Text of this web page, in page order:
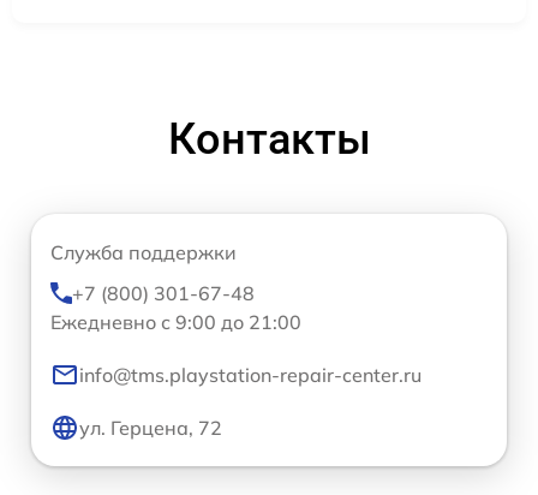
Контакты
Служба поддержки
+7 (800) 301-67-48
Ежедневно с 9:00 до 21:00
info@tms.playstation-repair-center.ru
ул. Герцена, 72